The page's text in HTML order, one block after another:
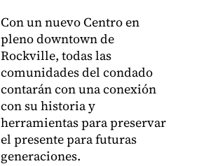
Con un nuevo Centro en
pleno downtown de
Rockville, todas las
comunidades del condado
contarán con una conexión
con su historia y
herramientas para preservar
el presente para futuras
generaciones.